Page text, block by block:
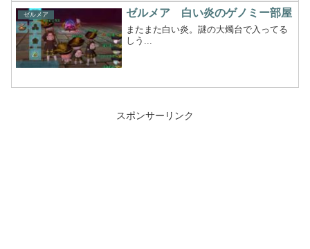
ゼルメア ゼルメア 白い炎のゲノミー部屋
またまた白い炎。謎の大燭台で入ってる
しう...
スポンサーリンク